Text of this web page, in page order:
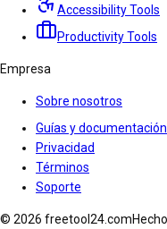
Accessibility Tools
Productivity Tools
Empresa
Sobre nosotros
Guías y documentación
Privacidad
Términos
Soporte
© 2026 freetool24.com